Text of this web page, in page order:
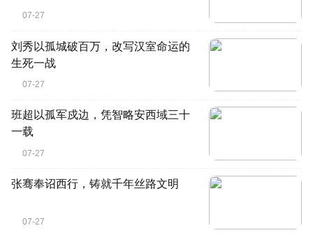
07-27
刘秀以孤城破百万，改写汉室命运的
生死一战
07-27
班超以孤军戍边，凭智略安西域三十
一载
07-27
张骞奉诏西行，铸就千年丝路文明
07-27